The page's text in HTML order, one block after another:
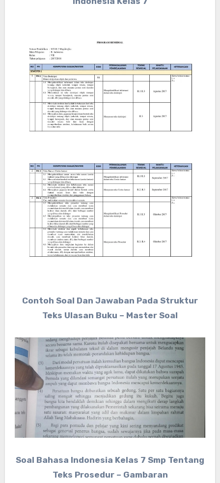
Contoh Soal Dan Jawaban Pada Struktur
Teks Ulasan Buku – Master Soal
Soal Bahasa Indonesia Kelas 7 Smp Tentang
Teks Prosedur – Gambaran